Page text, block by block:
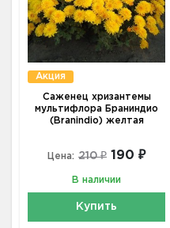
Акция
Саженец хризантемы
мультифлора Браниндио
(Branindio) желтая
Цена: 210 ₽ 190 ₽
В наличии
Купить